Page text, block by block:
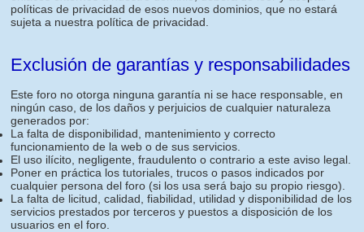
políticas de privacidad de esos nuevos dominios, que no estará
sujeta a nuestra política de privacidad.
Exclusión de garantías y responsabilidades
Este foro no otorga ninguna garantía ni se hace responsable, en
ningún caso, de los daños y perjuicios de cualquier naturaleza
generados por:
La falta de disponibilidad, mantenimiento y correcto
funcionamiento de la web o de sus servicios.
El uso ilícito, negligente, fraudulento o contrario a este aviso legal.
Poner en práctica los tutoriales, trucos o pasos indicados por
cualquier persona del foro (si los usa será bajo su propio riesgo).
La falta de licitud, calidad, fiabilidad, utilidad y disponibilidad de los
servicios prestados por terceros y puestos a disposición de los
usuarios en el foro.